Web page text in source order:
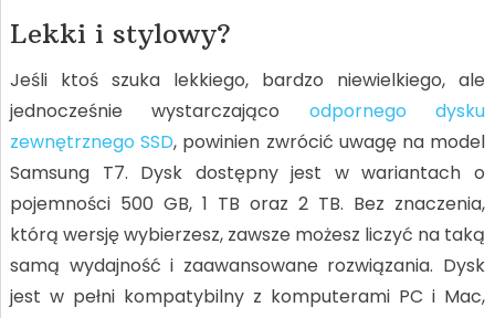
Lekki i stylowy?
Jeśli ktoś szuka lekkiego, bardzo niewielkiego, ale
jednocześnie wystarczająco odpornego dysku
zewnętrznego SSD, powinien zwrócić uwagę na model
Samsung T7. Dysk dostępny jest w wariantach o
pojemności 500 GB, 1 TB oraz 2 TB. Bez znaczenia,
którą wersję wybierzesz, zawsze możesz liczyć na taką
samą wydajność i zaawansowane rozwiązania. Dysk
jest w pełni kompatybilny z komputerami PC i Mac,